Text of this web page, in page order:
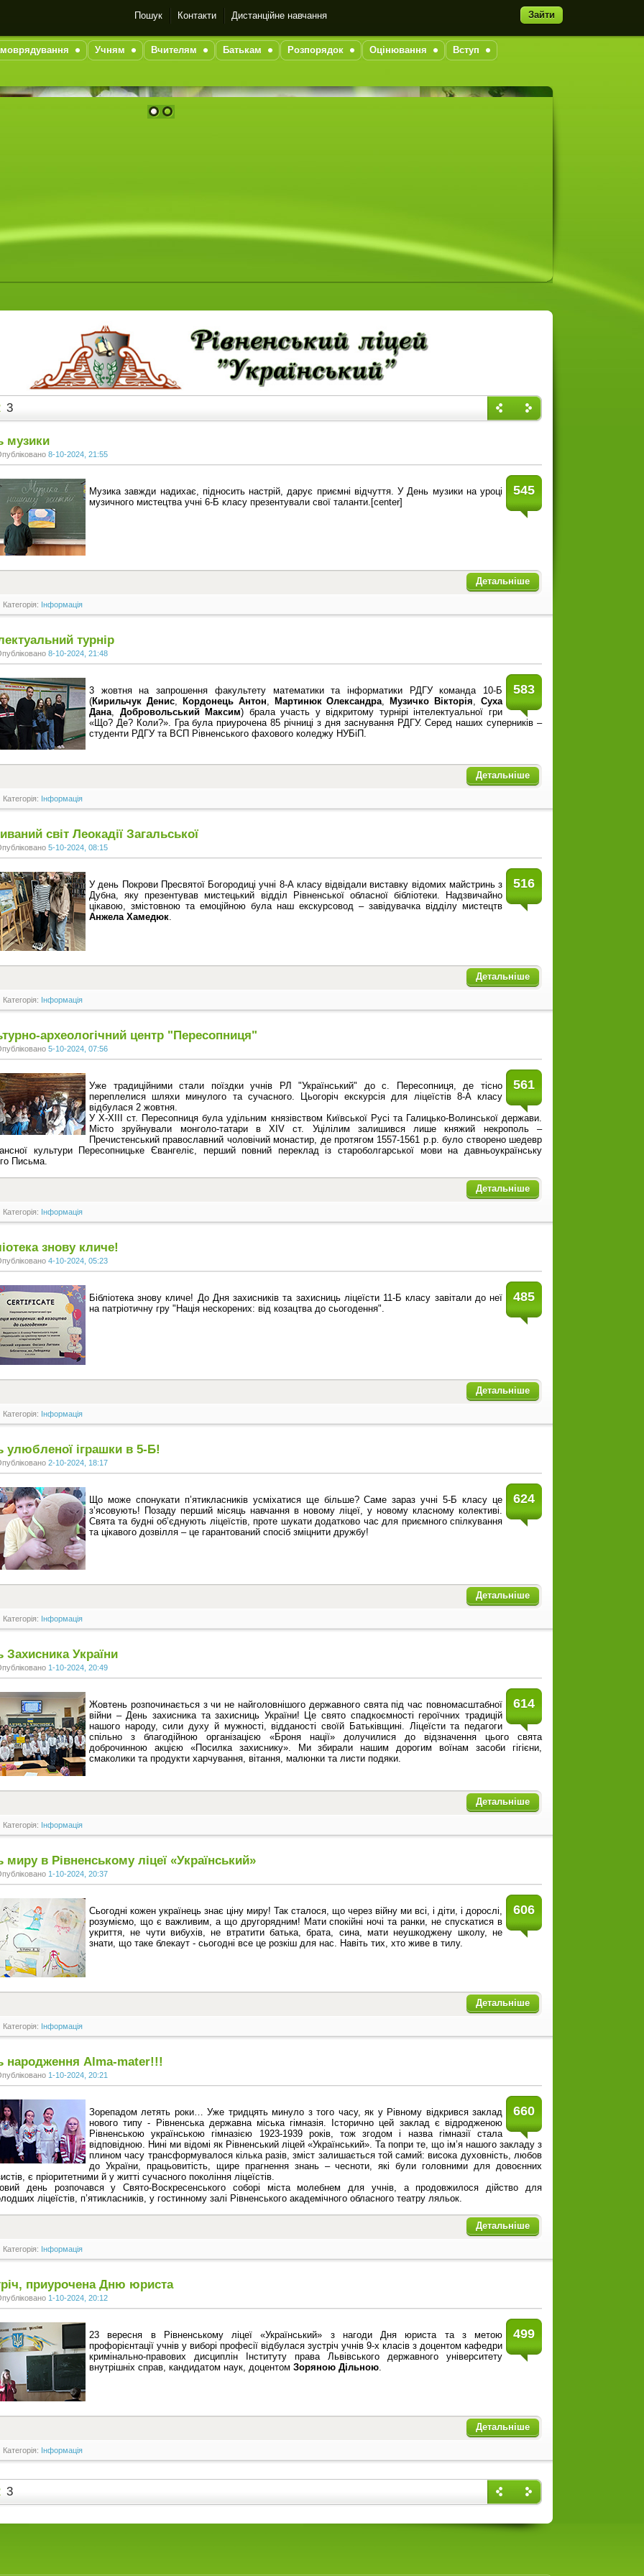
Пошук Контакти Дистанційне навчання Зайти
Учням Вчителям Батькам Розпорядок Оцінювання Вступ
3
музики
8-10-2024, 21:55
545
Музика завжди надихає, підносить настрій, дарує приємні відчуття. У День музики на уроці
музичного мистецтва учні 6-Б класу презентували свої таланти.[center]
Детальніше
Категорія: Інформація
турнір
8-10-2024, 21:48
583
3 жовтня на запрошення факультету математики та інформатики РДГУ команда 10-Б
(Кирильчук Денис, Кордонець Антон Мартинюк Олександра Музичко Вікторія
Суха
Дана
Добровольський Максим) брала участь у відкритому турнірі інтелектуальної гри
«Що? Де? Коли?». Гра була приурочена 85 річниці з дня заснування РДГУ. Серед наших суперників –
студенти РДГУ та ВСП Рівненського фахового коледжу НУБіП.
Детальніше
Категорія: Інформація
світ Леокадії Загальської
5-10-2024, 08:15
516
У день Покрови Пресвятої Богородиці учні 8-А класу відвідали виставку відомих майстринь з
Дубна, яку презентував мистецький відділ Рівненської обласної бібліотеки. Надзвичайно
цікавою, змістовною та емоційною була наш екскурсовод – завідувачка відділу мистецтв
Анжела Хамедюк
Детальніше
Категорія: Інформація
археологічний центр "Пересопниця"
5-10-2024, 07:56
561
Уже традиційними стали поїздки учнів РЛ "Український" до с. Пересопниця, де тісно
переплелися шляхи минулого та сучасного. Цьогоріч екскурсія для ліцеїстів 8-А класу
відбулася 2 жовтня.
У Х-ХІІІ ст. Пересопниця була удільним князівством Київської Русі та Галицько-Волинської держави.
Місто зруйнували монголо-татари в ХІV ст. Уцілілим залишився лише княжий некрополь –
Пречистенський православний чоловічий монастир, де протягом 1557-1561 р.р. було створено шедевр
культури Пересопницьке Євангеліє, перший повний переклад із староболгарської мови на давньоукраїнську
Письма.
Детальніше
Категорія: Інформація
знову кличе!
4-10-2024, 05:23
485
Бібліотека знову кличе! До Дня захисників та захисниць ліцеїсти 11-Б класу завітали до неї
на патріотичну гру "Нація нескорених: від козацтва до сьогодення".
Детальніше
Категорія: Інформація
улюбленої іграшки в 5-Б!
2-10-2024, 18:17
624
Що може спонукати п’ятикласників усміхатися ще більше? Саме зараз учні 5-Б класу це
з’ясовують! Позаду перший місяць навчання в новому ліцеї, у новому класному колективі.
Свята та будні об’єднують ліцеїстів, проте шукати додатково час для приємного спілкування
та цікавого дозвілля – це гарантований спосіб зміцнити дружбу!
Детальніше
Категорія: Інформація
Захисника України
1-10-2024, 20:49
614
Жовтень розпочинається з чи не найголовнішого державного свята під час повномасштабної
війни – День захисника та захисниць України! Це свято спадкоємності героїчних традицій
нашого народу, сили духу й мужності, відданості своїй Батьківщині. Ліцеїсти та педагоги
спільно з благодійною організацією «Броня нації» долучилися до відзначення цього свята
доброчинною акцією «Посилка захиснику». Ми збирали нашим дорогим воїнам засоби гігієни,
смаколики та продукти харчування, вітання, малюнки та листи подяки.
Детальніше
Категорія: Інформація
миру в Рівненському ліцеї «Український»
1-10-2024, 20:37
606
Сьогодні кожен українець знає ціну миру! Так сталося, що через війну ми всі, і діти, і дорослі,
розуміємо, що є важливим, а що другорядним! Мати спокійні ночі та ранки, не спускатися в
укриття, не чути вибухів, не втратити батька, брата, сина, мати неушкоджену школу, не
знати, що таке блекаут - сьогодні все це розкіш для нас. Навіть тих, хто живе в тилу.
Детальніше
Категорія: Інформація
народження Аlma-mater!!!
1-10-2024, 20:21
660
Зорепадом летять роки… Уже тридцять минуло з того часу, як у Рівному відкрився заклад
нового типу - Рівненська державна міська гімназія. Історично цей заклад є відродженою
Рівненською українською гімназією 1923-1939 років, тож згодом і назва гімназії стала
відповідною. Нині ми відомі як Рівненський ліцей «Український». Та попри те, що ім’я нашого закладу з
плином часу трансформувалося кілька разів, зміст залишається той самий: висока духовність, любов
до України, працьовитість, щире прагнення знань – чесноти, які були головними для довоєнних
є пріоритетними й у житті сучасного покоління ліцеїстів.
день розпочався у Свято-Воскресенського соборі міста молебнем для учнів, а продовжилося дійство для
ліцеїстів, п’ятикласників, у гостинному залі Рівненського академічного обласного театру ляльок.
Детальніше
Категорія: Інформація
приурочена Дню юриста
1-10-2024, 20:12
499
23 вересня в Рівненському ліцеї «Український» з нагоди Дня юриста та з метою
профорієнтації учнів у виборі професії відбулася зустріч учнів 9-х класів з доцентом кафедри
кримінально-правових дисциплін Інституту права Львівського державного університету
внутрішніх справ, кандидатом наук, доцентом Зоряною Дільною
Детальніше
Категорія: Інформація
3